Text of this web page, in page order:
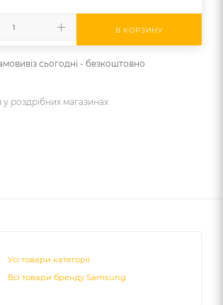
В КОРЗИНУ
сьогодні - безкоштовно
у роздрібних магазинах
Усі товари категорії
Всі товари бренду Samsung